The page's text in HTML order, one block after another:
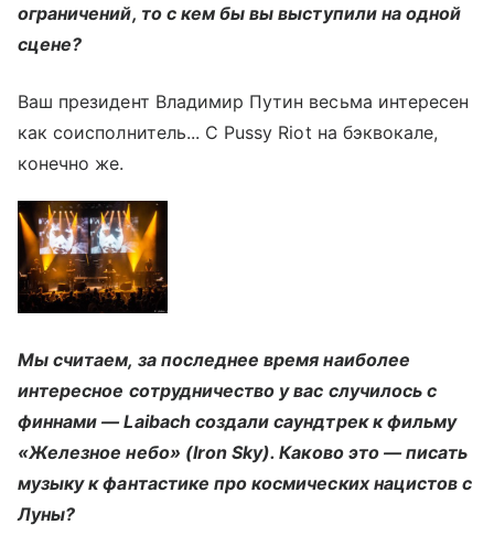
ограничений, то с кем бы вы выступили на одной
сцене?
Ваш президент Владимир Путин весьма интересен
как соисполнитель... С Pussy Riot на бэквокале,
конечно же.
Мы считаем, за последнее время наиболее
интересное сотрудничество у вас случилось с
финнами — Laibach создали саундтрек к фильму
«Железное небо» (IronSky). Каково это — писать
музыку к фантастике про космических нацистов с
Луны?